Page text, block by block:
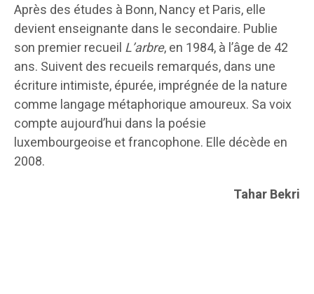
Après des études à Bonn, Nancy et Paris, elle
devient enseignante dans le secondaire. Publie
son premier recueil L’arbre, en 1984, à l’âge de 42
ans. Suivent des recueils remarqués, dans une
écriture intimiste, épurée, imprégnée de la nature
comme langage métaphorique amoureux. Sa voix
compte aujourd’hui dans la poésie
luxembourgeoise et francophone. Elle décède en
2008.
Tahar Bekri